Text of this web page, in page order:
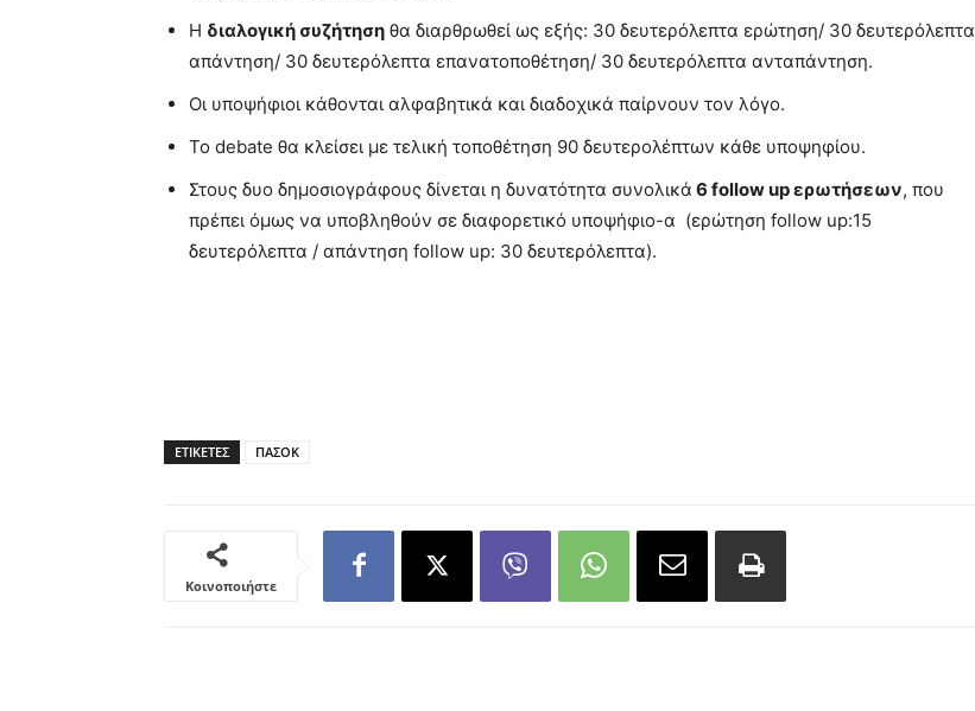
Η διαλογική συζήτηση θα διαρθρωθεί ως εξής: 30 δευτερόλεπτα ερώτηση/ 30 δευτερόλεπτα
απάντηση/ 30 δευτερόλεπτα επανατοποθέτηση/ 30 δευτερόλεπτα ανταπάντηση.
Οι υποψήφιοι κάθονται αλφαβητικά και διαδοχικά παίρνουν τον λόγο.
Το debate θα κλείσει με τελική τοποθέτηση 90 δευτερολέπτων κάθε υποψηφίου.
Στους δυο δημοσιογράφους δίνεται η δυνατότητα συνολικά 6 follow up ερωτήσεων, που
πρέπει όμως να υποβληθούν σε διαφορετικό υποψήφιο-α (ερώτηση follow up:15
δευτερόλεπτα / απάντηση follow up: 30 δευτερόλεπτα).
ΕΤΙΚΕΤΕΣ ΠΑΣΟΚ
Κοινοποιήστε